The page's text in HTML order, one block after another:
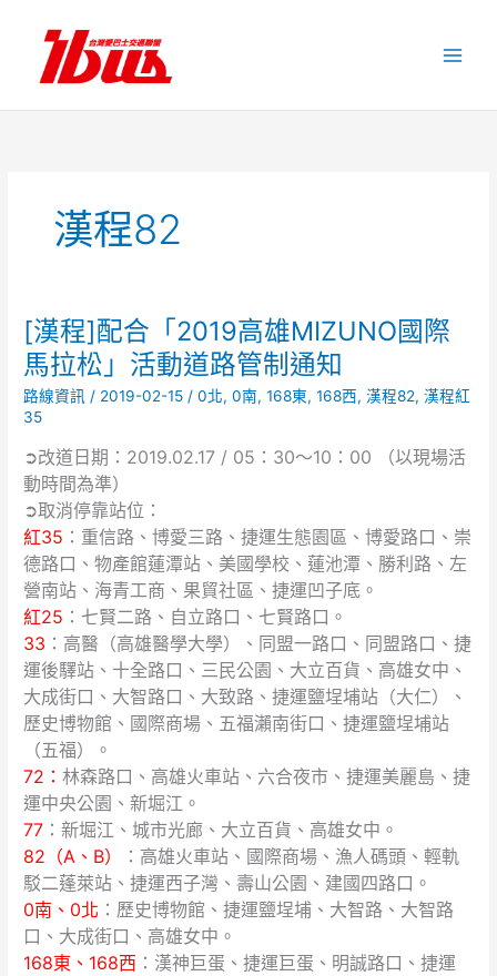
內
漢程82
[漢程]配合「2019高雄MIZUNO國際
馬拉松」活動道路管制通知
路線資訊 / 2019-02-15/0北,0南,168東,168西,漢程82,漢程紅
35
➲改道日期：2019.02.17 / 05：30～10：00 （以現場活
動時間為準）
➲取消停靠站位：
紅35 ：重信路、博愛三路、捷運生態園區、博愛路口、崇
德路口、物產館蓮潭站、美國學校、蓮池潭、勝利路、左
營南站、海青工商、果貿社區、捷運凹子底。
紅25 ：七賢二路、自立路口、七賢路口。
33 ：高醫（高雄醫學大學）、同盟一路口、同盟路口、捷
運後驛站、十全路口、三民公園、大立百貨、高雄女中、
大成街口、大智路口、大致路、捷運鹽埕埔站（大仁）、
歷史博物館、國際商場、五福瀨南街口、捷運鹽埕埔站
（五福）。
72 ：林森路口、高雄火車站、六合夜市、捷運美麗島、捷
運中央公園、新堀江。
77 ：新堀江、城市光廊、大立百貨、高雄女中。
82（A、B）
：高雄火車站、國際商場、漁人碼頭、輕軌
駁二蓬萊站、捷運西子灣、壽山公園、建國四路口。
0南 、 0北 ：歷史博物館、捷運鹽埕埔、大智路、大智路
口、大成街口、高雄女中。
168東 、 168西 ：漢神巨蛋、捷運巨蛋、明誠路口、捷運
[漢
程]
配
合
「2019
雄
MIZUNO
國
際
馬
拉
松」
活
動
道
路
管
通
知